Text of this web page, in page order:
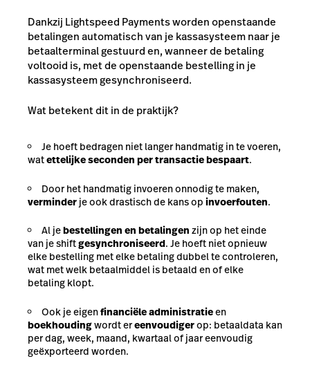
Dankzij Lightspeed Payments worden openstaande
betalingen automatisch van je kassasysteem naar je
betaalterminal gestuurd en, wanneer de betaling
voltooid is, met de openstaande bestelling in je
kassasysteem gesynchroniseerd.
Wat betekent dit in de praktijk?
Je hoeft bedragen niet langer handmatig in te voeren,
watettelijke seconden per transactie bespaart.
Door het handmatig invoeren onnodig te maken,
verminder je ook drastisch de kans op invoerfouten.
Al jebestellingen en betalingen zijn op het einde
van je shiftgesynchroniseerd. Je hoeft niet opnieuw
elke bestelling met elke betaling dubbel te controleren,
wat met welk betaalmiddel is betaald en of elke
betaling klopt.
Ook je eigenfinanciële administratieen
boekhoudingwordt ereenvoudigerop: betaaldata kan
per dag, week, maand, kwartaal of jaar eenvoudig
geëxporteerd worden.